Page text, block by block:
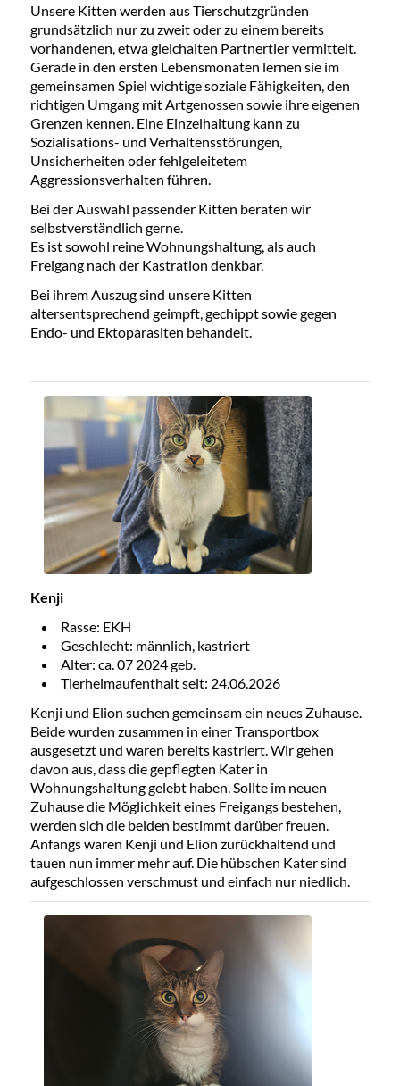
Unsere Kitten werden aus Tierschutzgründen
grundsätzlich nur zu zweit oder zu einem bereits
vorhandenen, etwa gleichalten Partnertier vermittelt.
Gerade in den ersten Lebensmonaten lernen sie im
gemeinsamen Spiel wichtige soziale Fähigkeiten, den
richtigen Umgang mit Artgenossen sowie ihre eigenen
Grenzen kennen. Eine Einzelhaltung kann zu
Sozialisations- und Verhaltensstörungen,
Unsicherheiten oder fehlgeleitetem
Aggressionsverhalten führen.
Bei der Auswahl passender Kitten beraten wir
selbstverständlich gerne.
Es ist sowohl reine Wohnungshaltung, als auch
Freigang nach der Kastration denkbar.
Bei ihrem Auszug sind unsere Kitten
altersentsprechend geimpft, gechippt sowie gegen
Endo- und Ektoparasiten behandelt.
Kenji
Rasse: EKH
Geschlecht: männlich, kastriert
Alter: ca. 07 2024 geb.
Tierheimaufenthalt seit: 24.06.2026
Kenji und Elion suchen gemeinsam ein neues Zuhause.
Beide wurden zusammen in einer Transportbox
ausgesetzt und waren bereits kastriert. Wir gehen
davon aus, dass die gepflegten Kater in
Wohnungshaltung gelebt haben. Sollte im neuen
Zuhause die Möglichkeit eines Freigangs bestehen,
werden sich die beiden bestimmt darüber freuen.
Anfangs waren Kenji und Elion zurückhaltend und
tauen nun immer mehr auf. Die hübschen Kater sind
aufgeschlossen verschmust und einfach nur niedlich.